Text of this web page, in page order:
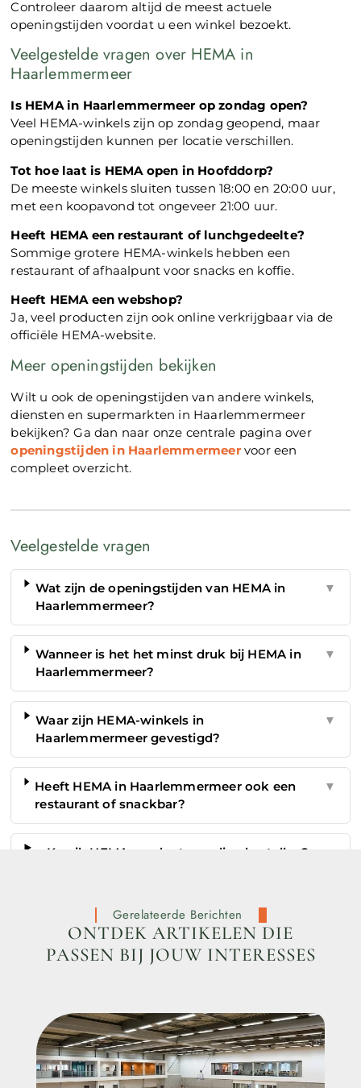
Controleer daarom altijd de meest actuele
openingstijden voordat u een winkel bezoekt.
Veelgestelde vragen over HEMA in
Haarlemmermeer
Is HEMA in Haarlemmermeer op zondag open?
Veel HEMA-winkels zijn op zondag geopend, maar
openingstijden kunnen per locatie verschillen.
Tot hoe laat is HEMA open in Hoofddorp?
De meeste winkels sluiten tussen 18:00 en 20:00 uur,
met een koopavond tot ongeveer 21:00 uur.
Heeft HEMA een restaurant of lunchgedeelte?
Sommige grotere HEMA-winkels hebben een
restaurant of afhaalpunt voor snacks en koffie.
Heeft HEMA een webshop?
Ja, veel producten zijn ook online verkrijgbaar via de
officiële HEMA-website.
Meer openingstijden bekijken
Wilt u ook de openingstijden van andere winkels,
diensten en supermarkten in Haarlemmermeer
bekijken? Ga dan naar onze centrale pagina over
openingstijden in Haarlemmermeervoor een
compleet overzicht.
Veelgestelde vragen
Wat zijn de openingstijden van HEMA in
Haarlemmermeer?
▼
Wanneer is het het minst druk bij HEMA in
Haarlemmermeer?
▼
Waar zijn HEMA-winkels in
Haarlemmermeer gevestigd?
▼
Heeft HEMA in Haarlemmermeer ook een
restaurant of snackbar?
▼
Kan ik HEMA-producten online bestellen?
Gerelateerde Berichten
ONTDEK ARTIKELEN DIE
PASSEN BIJ JOUW INTERESSES